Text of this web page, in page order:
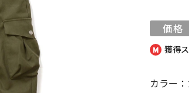
獲得
カラー